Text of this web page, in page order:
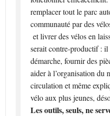
remplacer tout le parc
communauté par des
et livrer des vélos en
serait contre-productif :
démarche, fournir des
aider à l’organisation du
circulation et même
vélo aux plus jeunes,
Les outils, seuls, ne